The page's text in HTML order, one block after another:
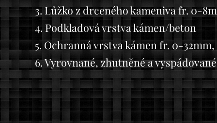
3. Lůžko z drceného kameniva fr. 0-
4. Podkladová vrstva kámen/beton
5. Ochranná vrstva kámen fr. 0-
6. Vyrovnané, zhutněné a